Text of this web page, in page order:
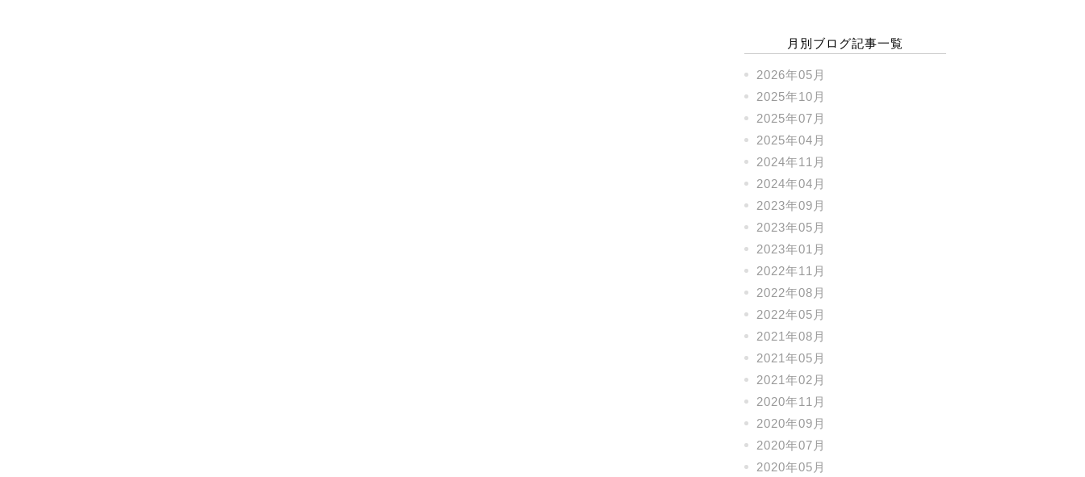
月別ブログ記事一覧
2026年05月
2025年10月
2025年07月
2025年04月
2024年11月
2024年04月
2023年09月
2023年05月
2023年01月
2022年11月
2022年08月
2022年05月
2021年08月
2021年05月
2021年02月
2020年11月
2020年09月
2020年07月
2020年05月